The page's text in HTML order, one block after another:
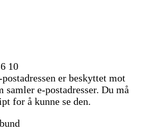
10
postadressen er beskyttet mot
samler e-postadresser. Du må
for å kunne se den.